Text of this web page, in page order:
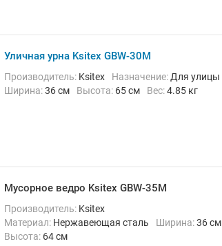
Уличная урна Ksitex GBW-30M
Производитель: Ksitex Назначение: Для улицы
Ширина:36 см Высота: 65 см Вес:4.85 кг
Мусорное ведро Ksitex GBW-35M
Производитель: Ksitex
Материал: Нержавеющая сталь Ширина:36 см
Высота: 64 см